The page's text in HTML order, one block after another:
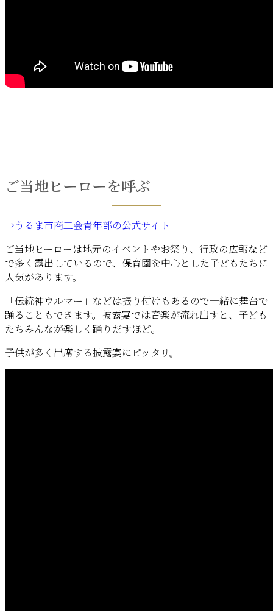
ご当地ヒーローを呼ぶ
→うるま市商工会青年部の公式サイト
ご当地ヒーローは地元のイベントやお祭り、行政の広報など
で多く露出しているので、保育園を中心とした子どもたちに
人気があります。
「伝統神ウルマー」などは振り付けもあるので一緒に舞台で
踊ることもできます。披露宴では音楽が流れ出すと、子ども
たちみんなが楽しく踊りだすほど。
子供が多く出席する披露宴にピッタリ。